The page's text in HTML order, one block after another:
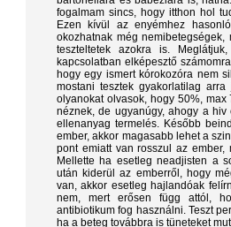
fogalmam sincs, hogy itthon hol
Ezen kívül az enyémhez
okozhatnak még
teszteltetek azokra is.
kapcsolatban elképesztő
hogy egy ismert kórokozóra nem
mostani tesztek gyakorlatilag
olyanokat olvasok, hogy 50%,
néznek, de ugyanúgy, ahogy a
ellenanyag termelés. Később
ember, akkor magasabb lehet a
pont emiatt van rosszul az
Mellette ha esetleg neadjisten a
után kiderül az emberről, hogy
van, akkor esetleg hajlandóak
nem, mert erősen függ attól,
antibiotikum fog használni. Teszt
ha a beteg továbbra is tüneteket